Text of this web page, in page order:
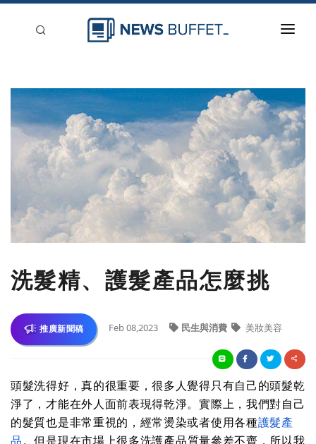
新聞稿分類
登入
刊登
洗髮精、護髮產品怎麼挑
推廣新聞稿 Feb 08,2023 民生與消費 美妝美容
頭髮洗得好，真的很重要，很多人覺得只有自己的頭髮乾
淨了，才能在外人面前表現得乾淨。實際上，我們對自己
的髮質也是非常重視的，經常燙染或者使用各種護髮產